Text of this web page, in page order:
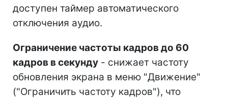
доступен таймер автоматического
отключения аудио.
Ограничение частоты кадров до 60
кадров в секунду - снижает частоту
обновления экрана в меню "Движение"
("Ограничить частоту кадров"), что